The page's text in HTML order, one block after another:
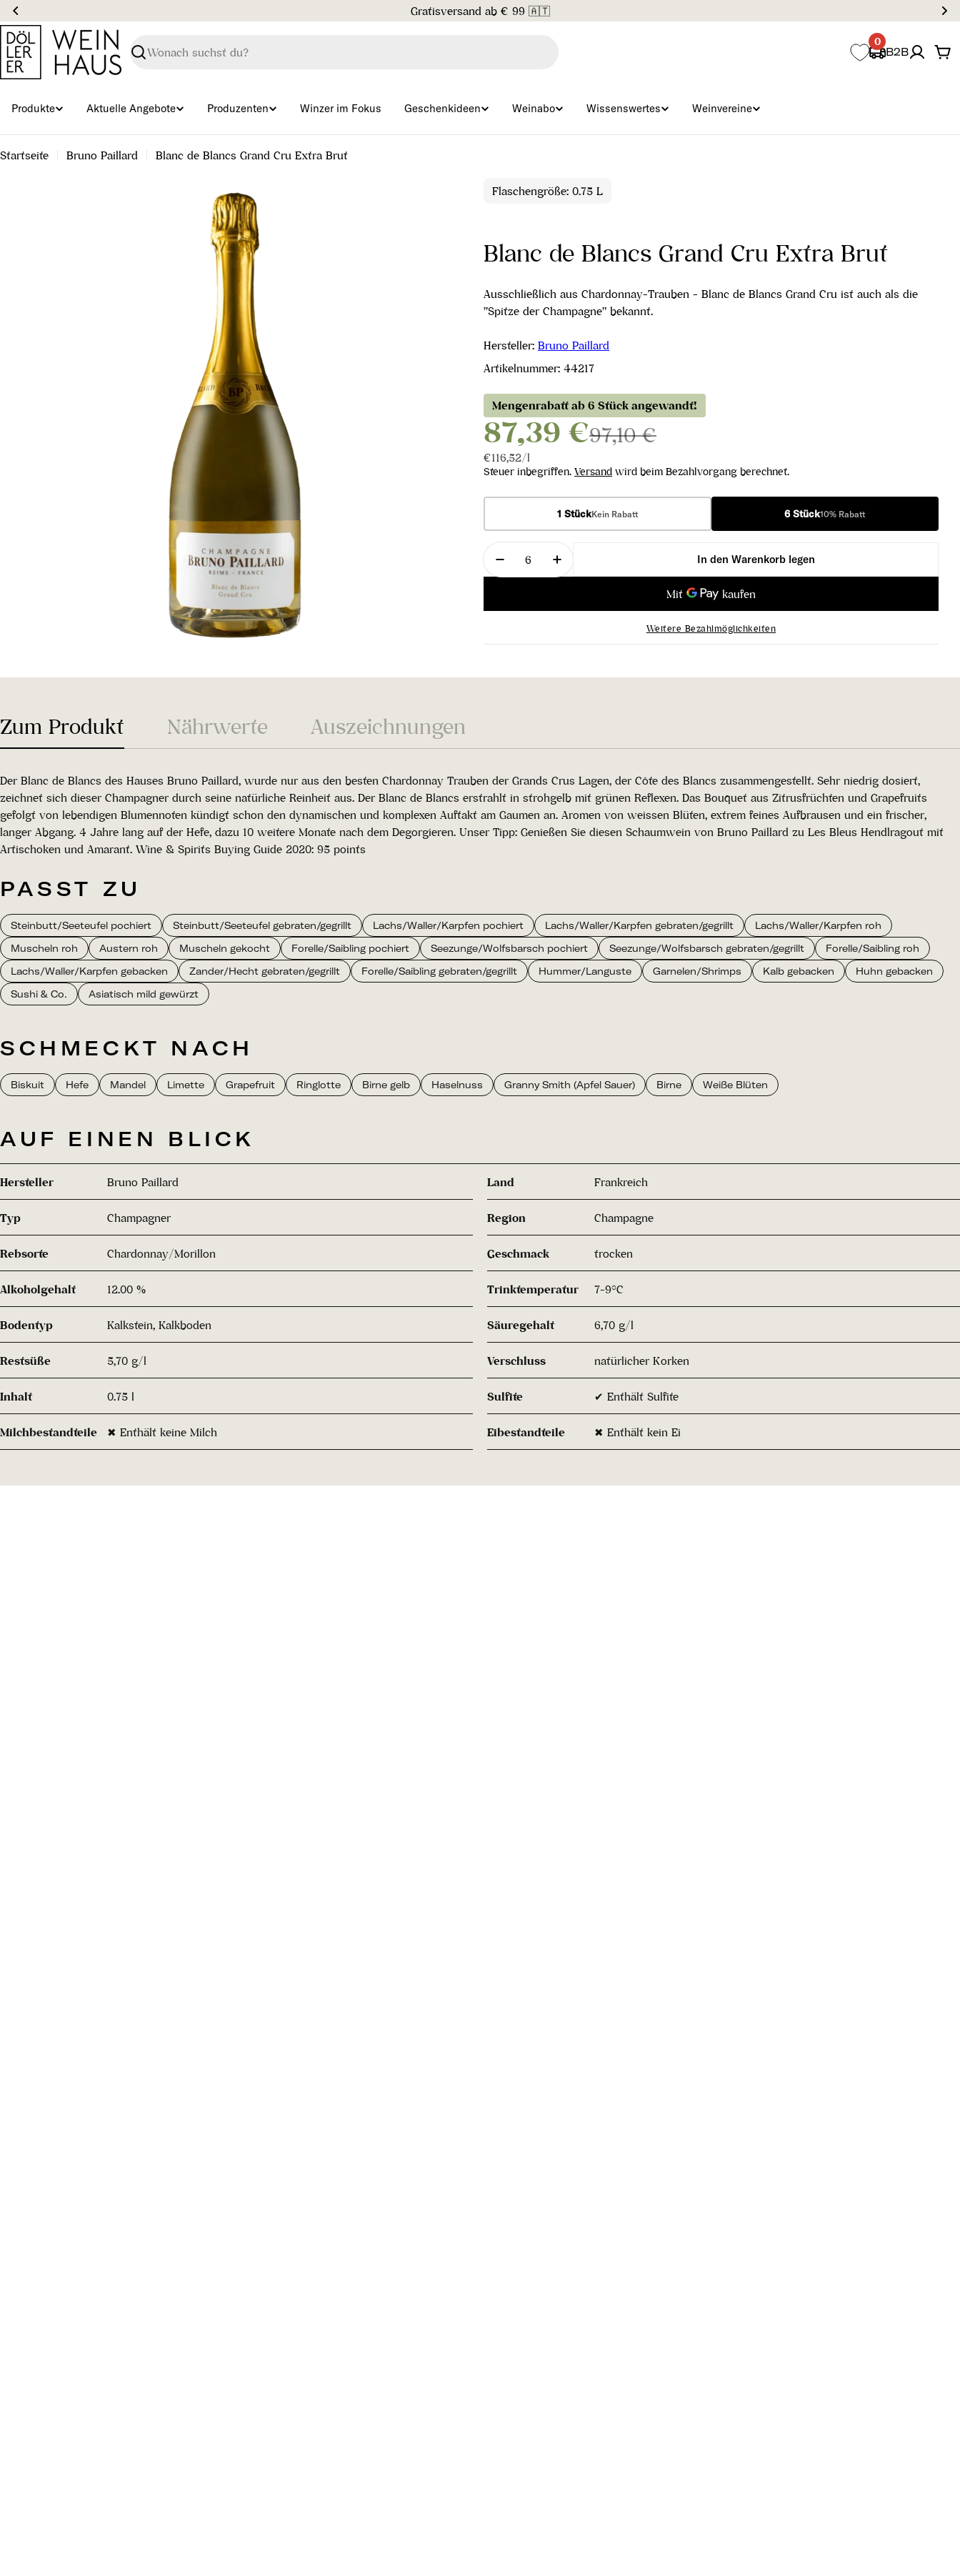
Zum
Inhalt
springen
Gratisversand ab € 99 🇦🇹
Suchen
0
B2B
Produkte Aktuelle Angebote Produzenten Winzer im Fokus Geschenkideen Weinabo Wissenswertes Weinvereine
Startseite Bruno Paillard Blanc de Blancs Grand Cru Extra Brut
Flaschengröße: 0.75 L
Blanc de Blancs Grand Cru Extra Brut
Ausschließlich aus Chardonnay-Trauben - Blanc de Blancs Grand Cru ist auch als die
"Spitze der Champagne" bekannt.
Hersteller: Bruno Paillard
Artikelnummer: 44217
Mengenrabatt ab 6 Stück angewandt!
87,39 €97,10 €
Stückpreis
€116,52/pro
l
Steuer inbegriffen. Versand wird beim Bezahlvorgang berechnet.
1 StückKein Rabatt 6 Stück10% Rabatt
Menge
Menge für Blanc de Blancs Grand Cru Extra Brut verringern
Menge für Blanc de Blancs Grand Cru Extra Brut erhöhen
In den Warenkorb legen
Weitere Bezahlmöglichkeiten
Zum Produkt Nährwerte Auszeichnungen
Der Blanc de Blancs des Hauses Bruno Paillard, wurde nur aus den besten Chardonnay Trauben der Grands Crus Lagen, der Côte des Blancs zusammengestellt. Sehr niedrig dosiert,
zeichnet sich dieser Champagner durch seine natürliche Reinheit aus. Der Blanc de Blancs erstrahlt in strohgelb mit grünen Reflexen. Das Bouquet aus Zitrusfrüchten und Grapefruits
gefolgt von lebendigen Blumennoten kündigt schon den dynamischen und komplexen Auftakt am Gaumen an. Aromen von weissen Blüten, extrem feines Aufbrausen und ein frischer,
langer Abgang. 4 Jahre lang auf der Hefe, dazu 10 weitere Monate nach dem Degorgieren. Unser Tipp: Genießen Sie diesen Schaumwein von Bruno Paillard zu Les Bleus Hendlragout mit
Artischoken und Amarant. Wine & Spirits Buying Guide 2020: 95 points
PASST ZU
Steinbutt/Seeteufel pochiert Steinbutt/Seeteufel gebraten/gegrillt Lachs/Waller/Karpfen pochiert Lachs/Waller/Karpfen gebraten/gegrillt
Lachs/Waller/Karpfen roh
Muscheln roh
Austern roh Muscheln gekocht Forelle/Saibling pochiert Seezunge/Wolfsbarsch pochiert Seezunge/Wolfsbarsch gebraten/gegrillt
Forelle/Saibling roh
Lachs/Waller/Karpfen gebacken
Zander/Hecht gebraten/gegrillt Forelle/Saibling gebraten/gegrillt Hummer/Languste Garnelen/Shrimps Kalb gebacken
Huhn gebacken
Sushi & Co.
Asiatisch mild gewürzt
SCHMECKT NACH
Biskuit Hefe Mandel Limette Grapefruit Ringlotte Birne gelb Haselnuss Granny Smith (Apfel Sauer) Birne Weiße Blüten
AUF EINEN BLICK
Hersteller Bruno Paillard Land Frankreich
Typ Champagner Region Champagne
Rebsorte Chardonnay/Morillon Geschmack trocken
Alkoholgehalt 12.00 % Trinktemperatur 7-9°C
Bodentyp Kalkstein, Kalkboden Säuregehalt 6,70 g/l
Restsüße 5,70 g/l Verschluss natürlicher Korken
Inhalt 0.75 l Sulfite ✔ Enthält Sulfite
Milchbestandteile ✖ Enthält keine Milch Eibestandteile ✖ Enthält kein Ei